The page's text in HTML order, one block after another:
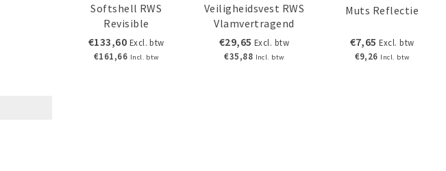
Softshell RWS
Revisible
€133,60 Excl. btw
€161,66 Incl. btw
Veiligheidsvest RWS
Vlamvertragend
Antistatisch
€29,65 Excl. btw
€35,88 Incl. btw
Muts Reflectie
€7,65 Excl. btw
€9,26 Incl. btw